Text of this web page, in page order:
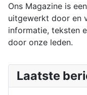
Ons Magazine is
uitgewerkt door en
informatie, teksten
door onze leden.
Laatste